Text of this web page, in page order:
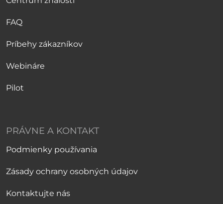
FAQ
Príbehy zákazníkov
Webináre
Pilot
PRÁVNE A KONTAKT
Podmienky používania
Zásady ochrany osobných údajov
Kontaktujte nás